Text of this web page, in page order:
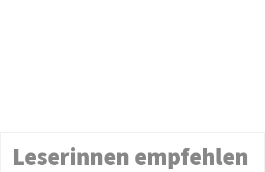
Leserinnen empfehlen